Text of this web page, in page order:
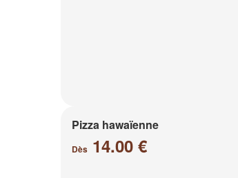
Pizza hawaïenne
Dès 14.00 €